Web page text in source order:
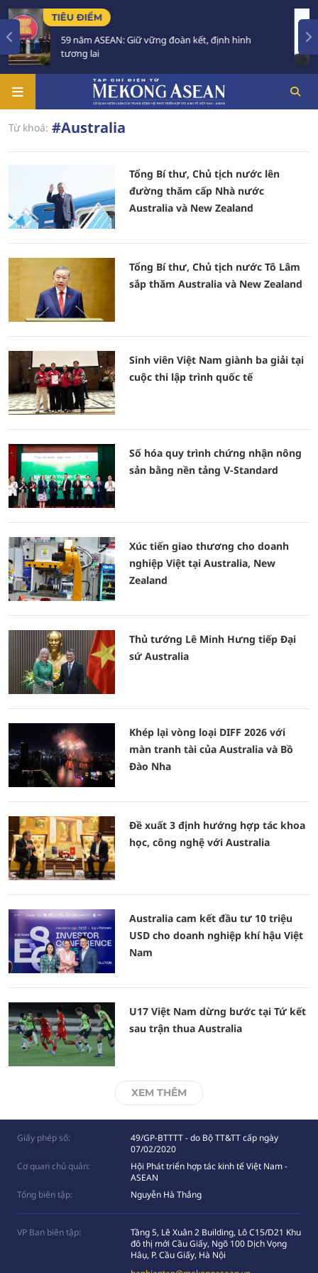
TIÊU ĐIỂM
59 năm ASEAN: Giữ vững đoàn kết, định hình
tương lai
Từ khoá: #Australia
Tổng Bí thư, Chủ tịch nước lên
đường thăm cấp Nhà nước
Australia và New Zealand
Tổng Bí thư, Chủ tịch nước Tô Lâm
sắp thăm Australia và New Zealand
Sinh viên Việt Nam giành ba giải tại
cuộc thi lập trình quốc tế
Số hóa quy trình chứng nhận nông
sản bằng nền tảng V-Standard
Xúc tiến giao thương cho doanh
nghiệp Việt tại Australia, New
Zealand
Thủ tướng Lê Minh Hưng tiếp Đại
sứ Australia
Khép lại vòng loại DIFF 2026 với
màn tranh tài của Australia và Bồ
Đào Nha
Đề xuất 3 định hướng hợp tác khoa
học, công nghệ với Australia
Australia cam kết đầu tư 10 triệu
USD cho doanh nghiệp khí hậu Việt
Nam
U17 Việt Nam dừng bước tại Tứ kết
sau trận thua Australia
XEM THÊM
Giấy phép số:
49/GP-BTTTT - do Bộ TT&TT cấp ngày
07/02/2020
Cơ quan chủ quản:
Hội Phát triển hợp tác kinh tế Việt Nam -
ASEAN
Tổng biên tập:
Nguyễn Hà Thắng
VP Ban biên tập:
Tầng 5, Lê Xuân 2 Building, Lô C15/D21 Khu
đô thị mới Cầu Giấy, Ngõ 100 Dịch Vọng
Hâụ, P. Cầu Giấy, Hà Nội